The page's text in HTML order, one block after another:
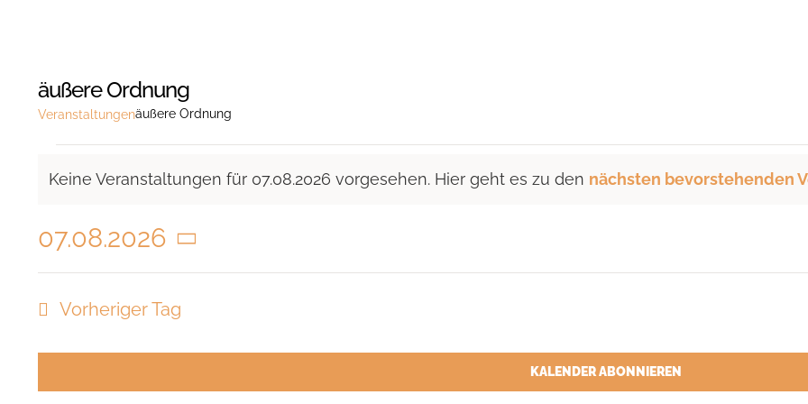
äußere Ordnung
Veranstaltungenäußere Ordnung
für
Keine Veranstaltungen für 07.08.2026 vorgesehen. Hier geht es zu den nächsten bevorstehenden
07.08.2026
Datum
wählen.
Vorheriger Tag
KALENDER ABONNIEREN